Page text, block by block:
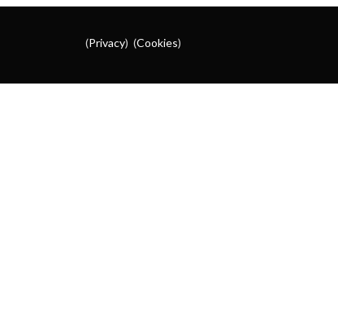
(Privacy) (Cookies)